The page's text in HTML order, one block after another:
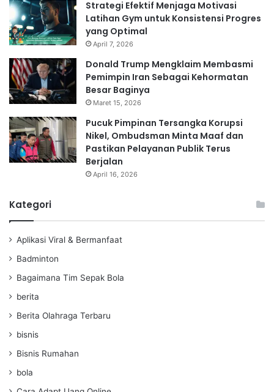
Strategi Efektif Menjaga Motivasi
Latihan Gym untuk Konsistensi Progres
yang Optimal
April 7, 2026
Donald Trump Mengklaim Membasmi
Pemimpin Iran Sebagai Kehormatan
Besar Baginya
Maret 15, 2026
Pucuk Pimpinan Tersangka Korupsi
Nikel, Ombudsman Minta Maaf dan
Pastikan Pelayanan Publik Terus
Berjalan
April 16, 2026
Kategori
Aplikasi Viral & Bermanfaat
Badminton
Bagaimana Tim Sepak Bola
berita
Berita Olahraga Terbaru
bisnis
Bisnis Rumahan
bola